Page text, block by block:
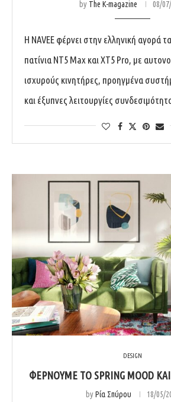
by The K-magazine 08/
Η NAVEE φέρνει στην ελληνική αγορά
πατίνια NT5 Max και XT5 Pro, με
ισχυρούς κινητήρες, προηγμένα
και έξυπνες λειτουργίες
DESIGN
ΦΈΡΝΟΥΜΕ ΤΟ SPRING MOOD
byΡία Σπύρου 18/05/